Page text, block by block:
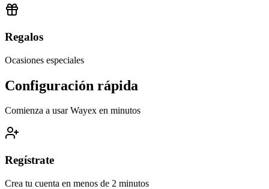
Regalos
Ocasiones especiales
Configuración rápida
Comienza a usar Wayex en minutos
Regístrate
Crea tu cuenta en menos de 2 minutos